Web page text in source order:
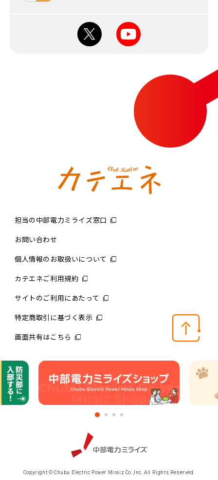
担当の中部電力ミライズ窓口
お問い合わせ
個人情報のお取扱いについて
カテエネご利用規約
サイトのご利用にあたって
特定商取引に基づく表示
画面共有はこちら
Copyright © Chubu Electric Power Miraiz Co.,Inc. All Rights Reserved.